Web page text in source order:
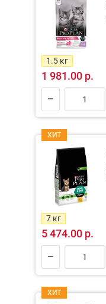
1.5 кг
1 981.00 р.
ХИТ
7 кг
5 474.00 р.
ХИТ